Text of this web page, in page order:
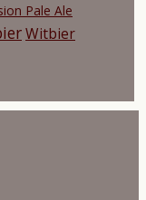
Pale Ale
Witbier